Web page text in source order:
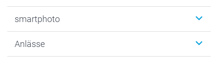
Fotogeschenke
MyNameBook
smartphoto
Warum smartphoto
Anlässe